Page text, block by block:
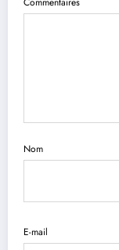
Nom
E-mail